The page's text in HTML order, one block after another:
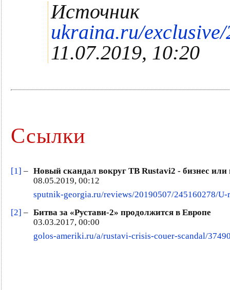
Источник
ukraina.ru/
11.07.2019, 10:20
Ссылки
[1] – Новый скандал вокруг ТВ Rustavi2 - бизнес или
08.05.2019, 00:12
sputnik-georgia.ru/reviews/20190507/245160278/
[2] – Битва за «Рустави-2» продолжится в Европе
03.03.2017, 00:00
golos-ameriki.ru/a/rustavi-crisis-couer-scandal/